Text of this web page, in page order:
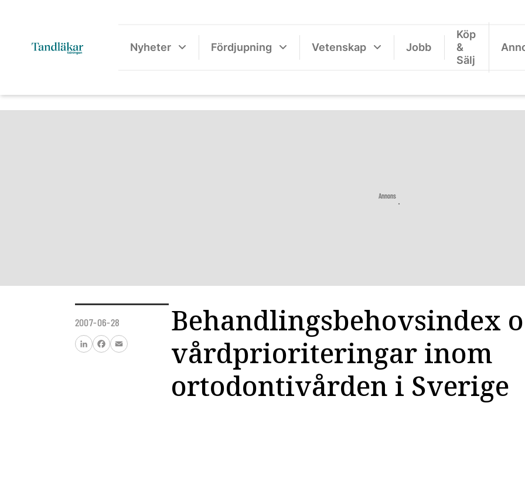
Nyheter Fördjupning Vetenskap Jobb
Köp
&
Sälj
Annons
2007-06-28
FacebookEmail
Behandlingsbehovsindex
vårdprioriteringar inom
ortodontivården i Sverige